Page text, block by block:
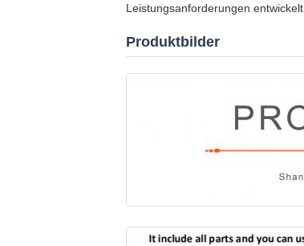
Leistungsanforderungen entwickelt.
Produktbilder